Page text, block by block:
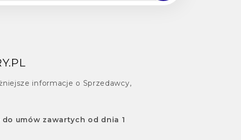
informacje o Sprzedawcy,
umów zawartych od dnia 1